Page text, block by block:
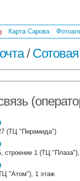
Карта Сарова
/
(ТЦ "Пирамида")
строение 1 (ТЦ
"Атом"), 1 этаж